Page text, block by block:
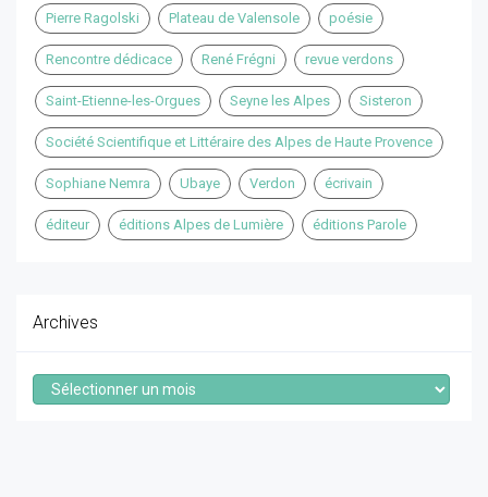
Pierre Ragolski Plateau de Valensole poésie
Rencontre dédicace René Frégni revue verdons
Saint-Etienne-les-Orgues Seyne les Alpes Sisteron
Société Scientifique et Littéraire des Alpes de Haute Provence
Sophiane Nemra Ubaye Verdon écrivain
éditeur éditions Alpes de Lumière éditions Parole
Archives
Archives